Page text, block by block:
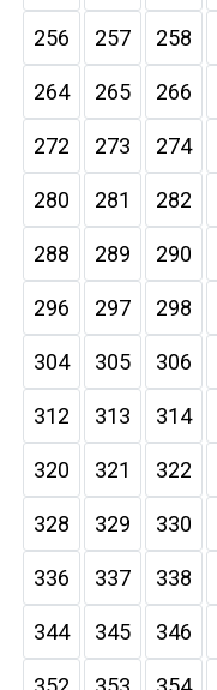
256 257 258
264 265 266
272 273 274
280 281 282
288 289 290
296 297 298
304 305 306
312 313 314
320 321 322
328 329 330
336 337 338
344 345 346